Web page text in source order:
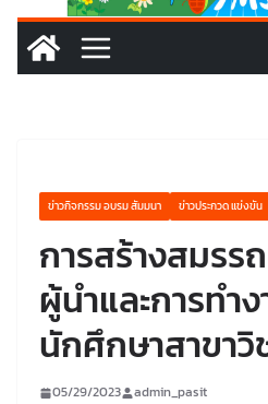
ข่าวกิจกรรม อบรม สัมมนา ข่าวประกวด แข่งขัน
การสร้างสมรร
ผู้นำและการทำ
นักศึกษาสาขาวิ
05/29/2023 admin_pasit